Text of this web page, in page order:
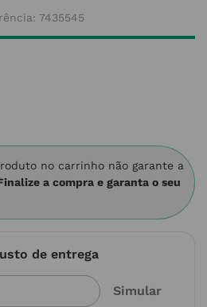
: 7435545
no carrinho não garante a
a compra e garanta o seu
de entrega